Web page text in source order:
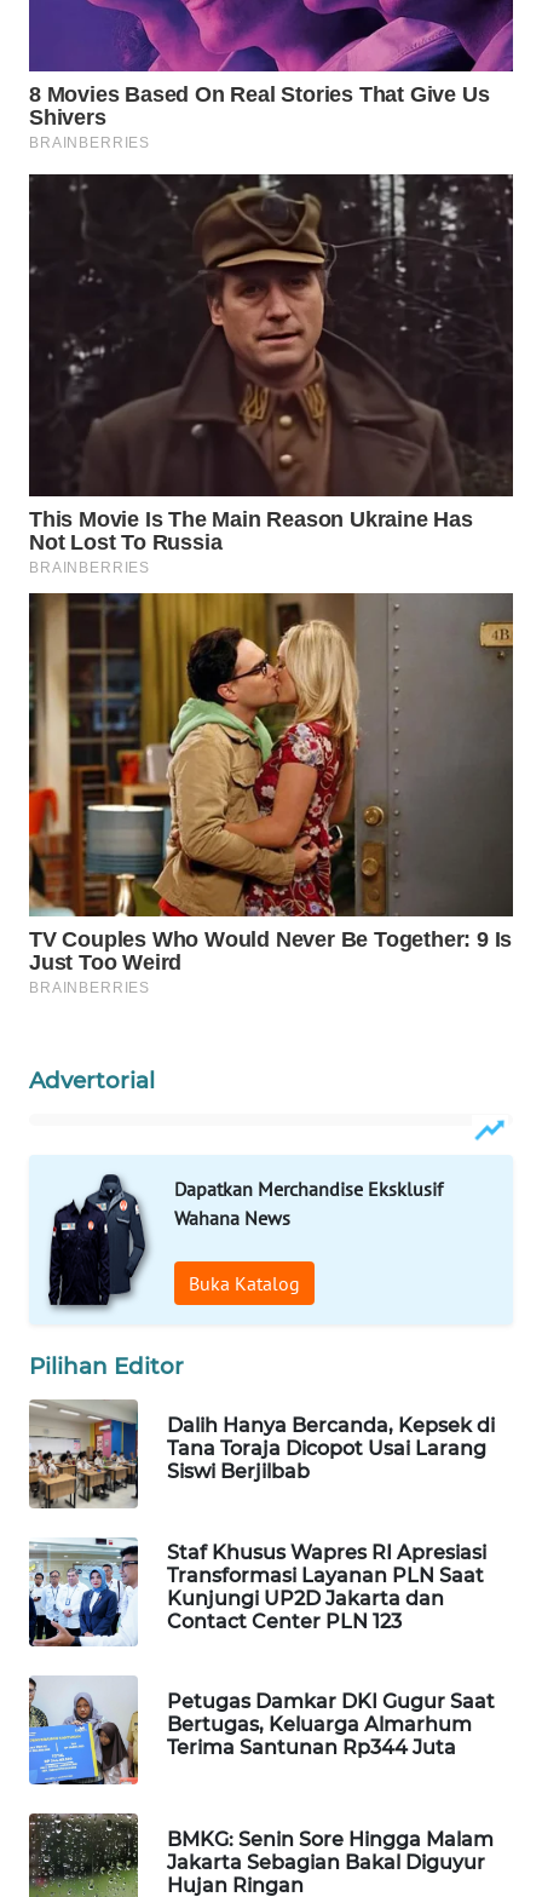
Advertorial
Dapatkan Merchandise Eksklusif
Wahana News
Buka Katalog
Pilihan Editor
Dalih Hanya Bercanda, Kepsek di
Tana Toraja Dicopot Usai Larang
Siswi Berjilbab
Staf Khusus Wapres RI Apresiasi
Transformasi Layanan PLN Saat
Kunjungi UP2D Jakarta dan
Contact Center PLN 123
Petugas Damkar DKI Gugur Saat
Bertugas, Keluarga Almarhum
Terima Santunan Rp344 Juta
BMKG: Senin Sore Hingga Malam
Jakarta Sebagian Bakal Diguyur
Hujan Ringan
WAHANA
INFRASTRUKTUR
WAHANA
KONSUMEN
LISTRIK
WAHANA
TRAVEL
TV
WAHANANEWS
ID
WAHANANEWS
CO ID
WAHANANEWS
NET
WAHANA
SPORT
WAHANA
UMKM
WAHANA
OTOMOTIF
WAHANA
HEALTH
WAHANA
DESA
WISATA
LAPAK
Wahana
Network
LISTRIK
MASYARAKAT
KELISTRIKAN
WALINKI
ID